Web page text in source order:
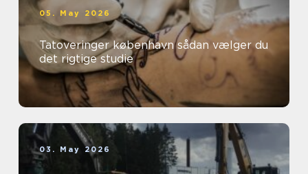
05. May 2026
Tatoveringer københavn sådan vælger du
det rigtige studie
03. May 2026